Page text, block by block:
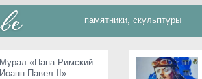
памятники, скульптуры
Мурал «Папа Римский
Иоанн Павел II»...